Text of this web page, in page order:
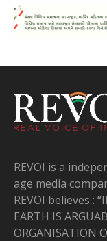
REVOI is a
age media
REVOI believes :
EARTH IS
ORGANISATION